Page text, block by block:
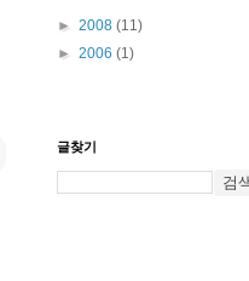
► 2008 (11)
► 2006 (1)
글찾기